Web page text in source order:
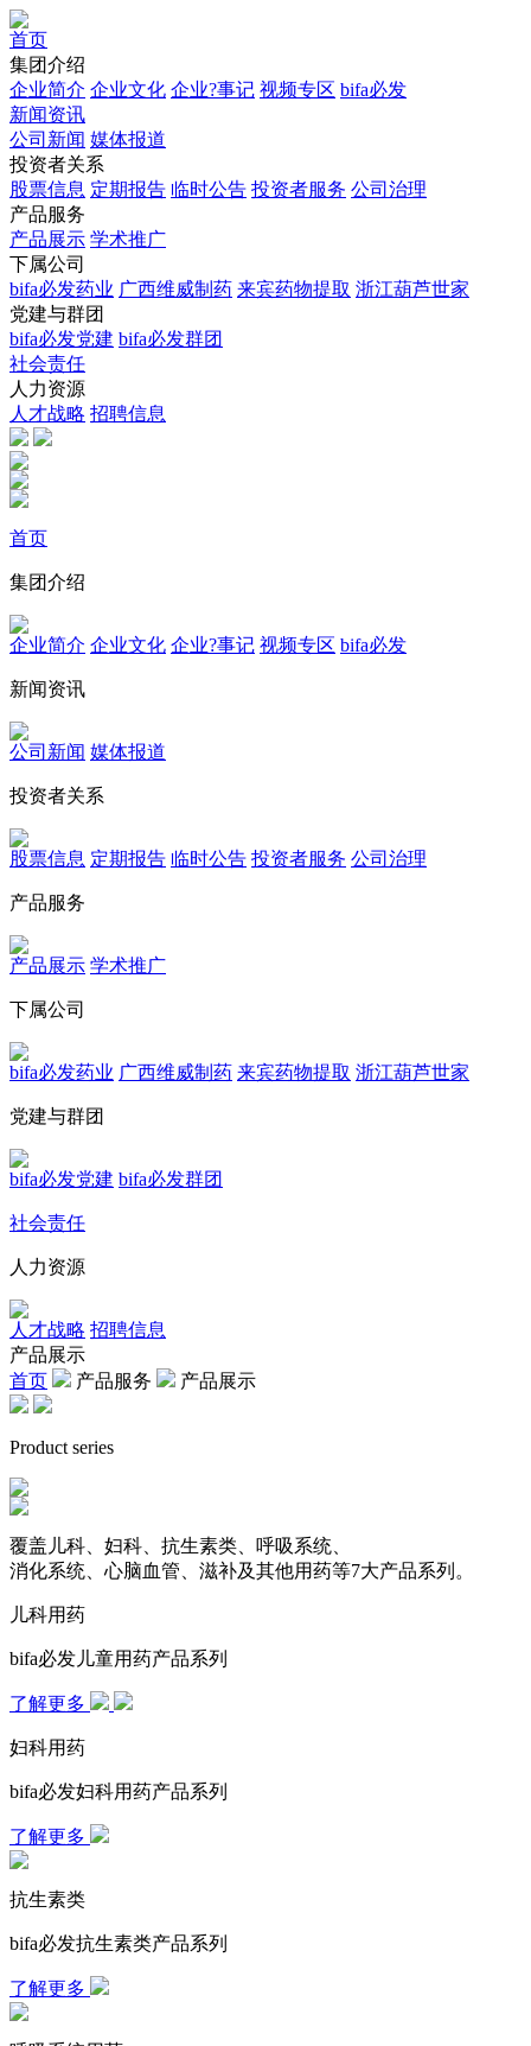
首页
集团介绍
企业简介 企业文化 企业?事记 视频专区 bifa必发
新闻资讯
公司新闻 媒体报道
投资者关系
股票信息 定期报告 临时公告 投资者服务 公司治理
产品服务
产品展示 学术推广
下属公司
bifa必发药业 广西维威制药 来宾药物提取 浙江葫芦世家
党建与群团
bifa必发党建 bifa必发群团
社会责任
人力资源
人才战略 招聘信息
首页
集团介绍
企业简介 企业文化 企业?事记 视频专区 bifa必发
新闻资讯
公司新闻 媒体报道
投资者关系
股票信息 定期报告 临时公告 投资者服务 公司治理
产品服务
产品展示 学术推广
下属公司
bifa必发药业 广西维威制药 来宾药物提取 浙江葫芦世家
党建与群团
bifa必发党建 bifa必发群团
社会责任
人力资源
人才战略 招聘信息
产品展示
首页
产品服务 产品展示
Product series
覆盖儿科、妇科、抗生素类、呼吸系统、
消化系统、心脑血管、滋补及其他用药等7大产品系列。
儿科用药
bifa必发儿童用药产品系列
了解更多
妇科用药
bifa必发妇科用药产品系列
了解更多
抗生素类
bifa必发抗生素类产品系列
了解更多